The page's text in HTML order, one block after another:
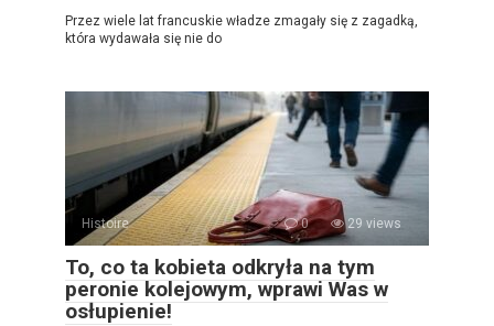
Przez wiele lat francuskie władze zmagały się z zagadką,
która wydawała się nie do
Histoire 0 29 views
To, co ta kobieta odkryła na tym
peronie kolejowym, wprawi Was w
osłupienie!